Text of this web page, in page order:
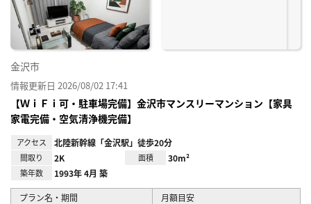
金沢市
情報更新日 2026/08/02 17:41
【ＷｉＦｉ可・駐車場完備】金沢市マンスリーマンション【家具
家電完備・空気清浄機完備】
アクセス 北陸新幹線「金沢駅」徒歩20分
間取り 2K 面積 30m²
築年数 1993年 4月 築
プラン名・期間 月額目安